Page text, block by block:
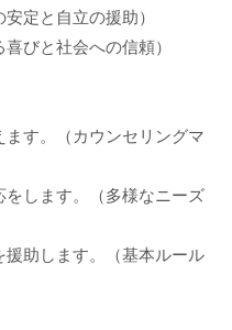
定と自立の援助）
びと社会への信頼）
す。（カウンセリングマ
します。（多様なニーズ
助します。（基本ルール